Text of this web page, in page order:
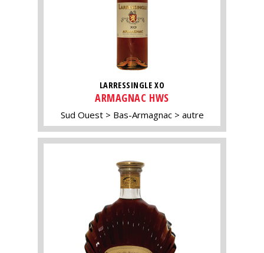
LARRESSINGLE XO
ARMAGNAC HWS
Sud Ouest Bas-Armagnac autre